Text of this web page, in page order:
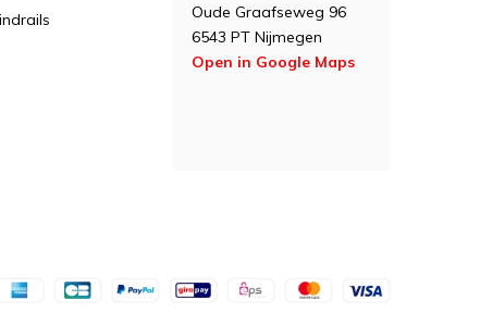
Oude Graafseweg 96
6543 PT Nijmegen
Open in Google Maps